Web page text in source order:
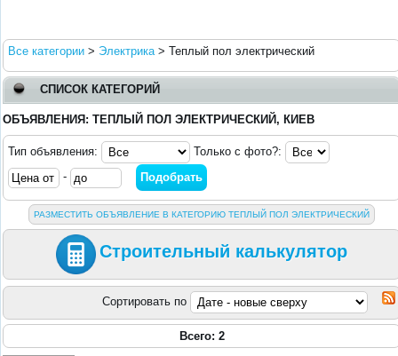
Все категории > Электрика> Теплый пол электрический
СПИСОК КАТЕГОРИЙ
ОБЪЯВЛЕНИЯ: ТЕПЛЫЙ ПОЛ ЭЛЕКТРИЧЕСКИЙ, КИЕВ
Тип объявления:
Только с фото?:
-
РАЗМЕСТИТЬ ОБЪЯВЛЕНИЕ В КАТЕГОРИЮ ТЕПЛЫЙ ПОЛ ЭЛЕКТРИЧЕСКИЙ
Строительный калькулятор
Сортировать по
Всего: 2